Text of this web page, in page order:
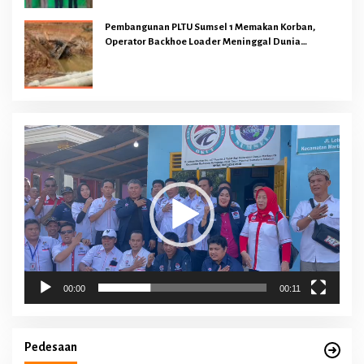
Pembangunan PLTU Sumsel 1 Memakan Korban,
Operator Backhoe Loader Meninggal Dunia
Pemutar
Video
00:00 00:11
Pedesaan